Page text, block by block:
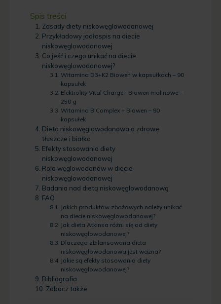
Spis treści
Zasady diety niskowęglowodanowej
Przykładowy jadłospis na diecie
niskowęglowodanowej
Co jeść i czego unikać na diecie
niskowęglowodanowej?
Witamina D3+K2 Biowen w kapsułkach – 90
kapsułek
Elektrolity Vital Charge+ Biowen malinowe –
250 g
Witamina B Complex + Biowen – 90
kapsułek
Dieta niskowęglowodanowa a zdrowe
tłuszcze i białko
Efekty stosowania diety
niskowęglowodanowej
Rola węglowodanów w diecie
niskowęglowodanowej
Badania nad dietą niskowęglowodanową
FAQ
Jakich produktów zbożowych należy unikać
na diecie niskowęglowodanowej?
Jak dieta Atkinsa różni się od diety
niskowęglowodanowej?
Dlaczego zbilansowana dieta
niskowęglowodanowa jest ważna?
Jakie są efekty stosowania diety
niskowęglowodanowej?
Bibliografia
Zobacz także